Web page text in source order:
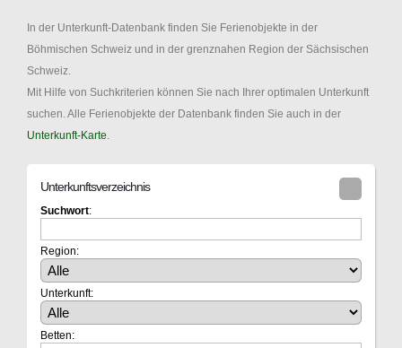
In der Unterkunft-Datenbank finden Sie Ferienobjekte in der
Böhmischen Schweiz und in der grenznahen Region der Sächsischen
Schweiz.
Mit Hilfe von Suchkriterien können Sie nach Ihrer optimalen Unterkunft
suchen. Alle Ferienobjekte der Datenbank finden Sie auch in der
Unterkunft-Karte
Unterkunftsverzeichnis
Suchwort:
Region:
Unterkunft:
Betten: